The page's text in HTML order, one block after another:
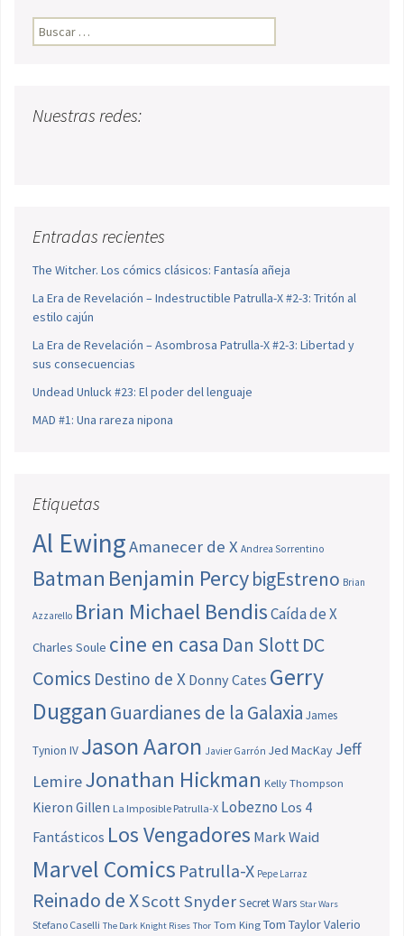
Buscar:
Nuestras redes:
Entradas recientes
The Witcher. Los cómics clásicos: Fantasía añeja
La Era de Revelación – Indestructible Patrulla-X #2-3: Tritón al
estilo cajún
La Era de Revelación – Asombrosa Patrulla-X #2-3: Libertad y
sus consecuencias
Undead Unluck #23: El poder del lenguaje
MAD #1: Una rareza nipona
Etiquetas
Al EwingAmanecer de X Andrea Sorrentino
Batman Benjamin PercybigEstreno Brian
Azzarello Brian Michael BendisCaída de X
Charles Soule cine en casa Dan SlottDC
Comics Destino de X Donny Cates Gerry
Duggan Guardianes de la Galaxia James
Tynion IV Jason Aaron Javier Garrón Jed MacKay Jeff
LemireJonathan Hickman Kelly Thompson
Kieron Gillen La Imposible Patrulla-X Lobezno Los 4
Fantásticos Los Vengadores Mark Waid
Marvel Comics Patrulla-X Pepe Larraz
Reinado de XScott SnyderSecret Wars Star Wars
Stefano Caselli The Dark Knight Rises Thor Tom King Tom TaylorValerio